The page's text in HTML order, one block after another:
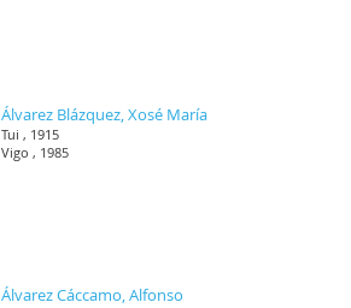
Álvarez Blázquez, Xosé María
Tui , 1915
Vigo , 1985
Álvarez Cáccamo, Alfonso